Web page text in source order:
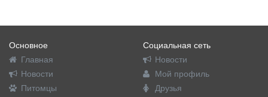
Основное
Главная
Новости
Питомцы
Социальная сеть
Новости
Мой профиль
Друзья